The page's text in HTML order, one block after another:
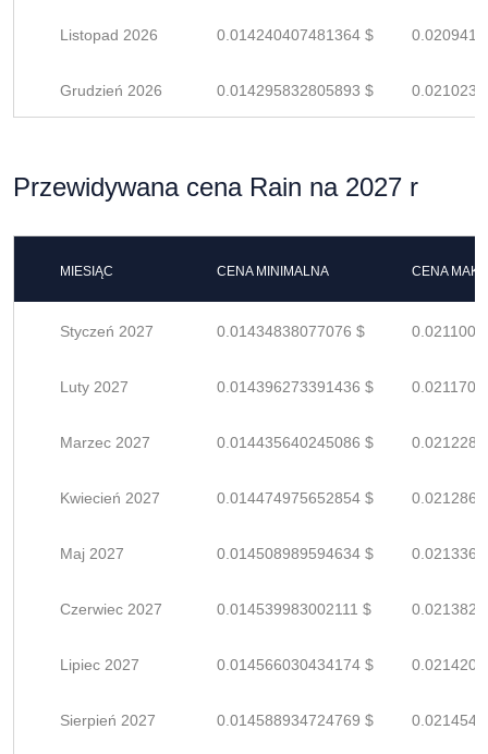
Listopad 2026 0.014240407481364 $
Grudzień 2026 0.014295832805893 $
Przewidywana cena Rain na 2027 r
MIESIĄC CENA MINIMALNA CENA
Styczeń 2027 0.01434838077076 $
Luty 2027 0.014396273391436 $
Marzec 2027 0.014435640245086 $
Kwiecień 2027 0.014474975652854 $
Maj 2027 0.014508989594634 $
Czerwiec 2027 0.014539983002111 $
Lipiec 2027 0.014566030434174 $
Sierpień 2027 0.014588934724769 $